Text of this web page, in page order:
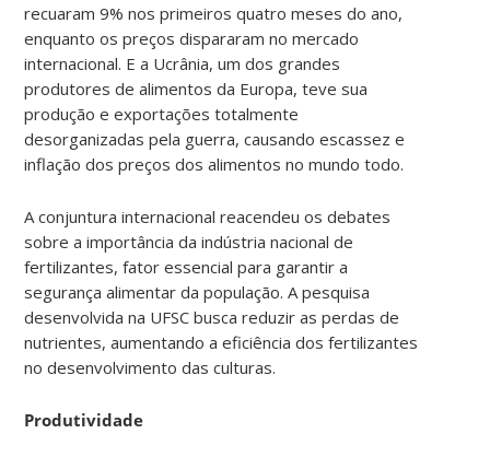
recuaram 9% nos primeiros quatro meses do ano,
enquanto os preços dispararam no mercado
internacional. E a Ucrânia, um dos grandes
produtores de alimentos da Europa, teve sua
produção e exportações totalmente
desorganizadas pela guerra, causando escassez e
inflação dos preços dos alimentos no mundo todo.
A conjuntura internacional reacendeu os debates
sobre a importância da indústria nacional de
fertilizantes, fator essencial para garantir a
segurança alimentar da população. A pesquisa
desenvolvida na UFSC busca reduzir as perdas de
nutrientes, aumentando a eficiência dos fertilizantes
no desenvolvimento das culturas.
Produtividade